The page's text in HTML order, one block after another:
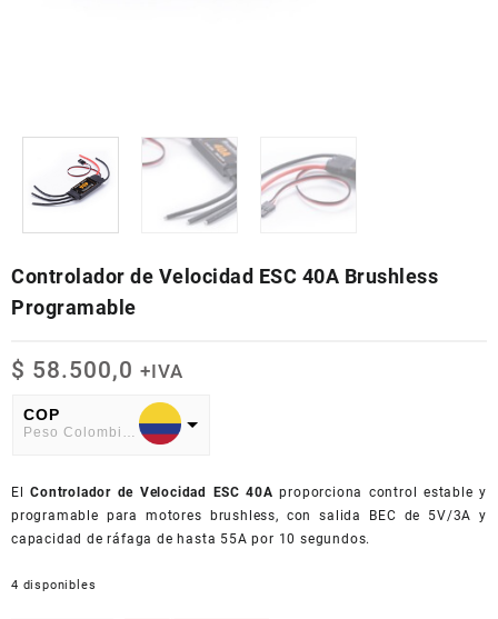
Controlador de Velocidad ESC 40A Brushless
Programable
$ 58.500,0 +IVA
COP
American Dollar
ElControlador de Velocidad ESC 40A proporciona control estable y
programable para motores brushless, con salida BEC de 5V/3A y
capacidad de ráfaga de hasta 55A por 10 segundos.
4 disponibles